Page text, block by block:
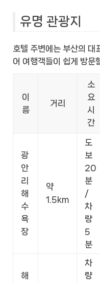
유명 관광지
호텔 주변에는 부산의 대
어 여행객들이 쉽게 방문
이
름
거리
소
요
시
간
광
안
리
해
수
욕
장
약
1.5km
도
보
20
분
/
차
량
5
분
해
차
량